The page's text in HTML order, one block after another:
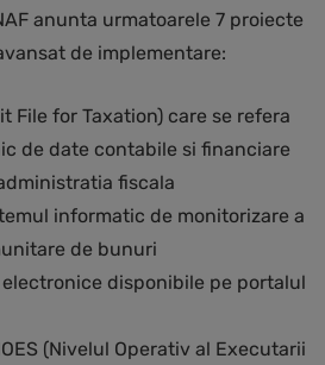
anunta urmatoarele 7 proiecte
de implementare:
File for Taxation) care se refera
de date contabile si financiare
fiscala
informatic de monitorizare a
de bunuri
disponibile pe portalul
(Nivelul Operativ al Executarii